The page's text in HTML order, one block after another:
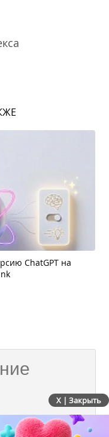
ChatGPT на
X | Закрыть